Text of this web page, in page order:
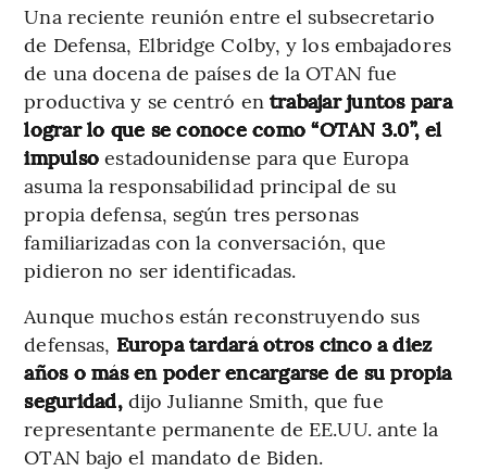
Una reciente reunión entre el subsecretario
de Defensa, Elbridge Colby, y los embajadores
de una docena de países de la OTAN fue
productiva y se centró en trabajar juntos para
lograr lo que se conoce como “OTAN 3.0”, el
impulsoestadounidense para que Europa
asuma la responsabilidad principal de su
propia defensa, según tres personas
familiarizadas con la conversación, que
pidieron no ser identificadas.
Aunque muchos están reconstruyendo sus
defensas, Europa tardará otros cinco a diez
años o más en poder encargarse de su propia
seguridad,dijo Julianne Smith, que fue
representante permanente de EE.UU. ante la
OTAN bajo el mandato de Biden.